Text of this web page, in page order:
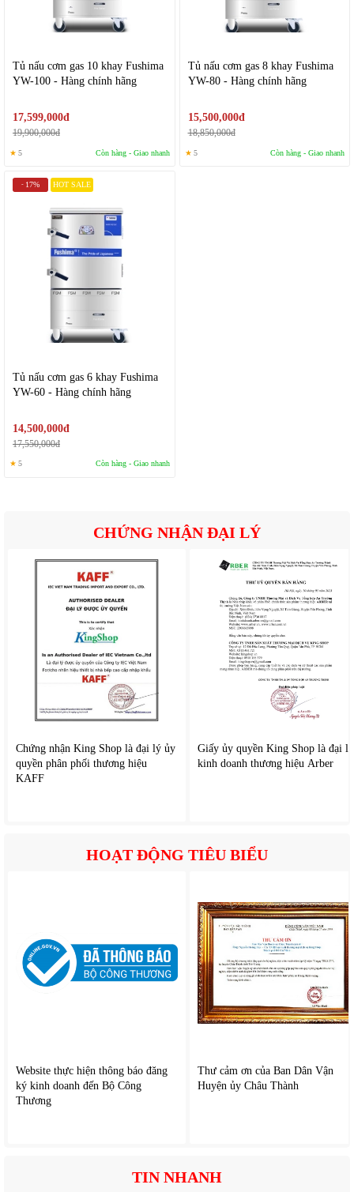
Tủ nấu cơm gas 10 khay Fushima
YW-100 - Hàng chính hãng
17,599,000đ
19,900,000đ
★ 5 Còn hàng - Giao nhanh
Tủ nấu cơm gas 8 khay Fushima
YW-80 - Hàng chính hãng
15,500,000đ
18,850,000đ
★ 5 Còn hàng - Giao nhanh
- 17% HOT SALE
Tủ nấu cơm gas 6 khay Fushima
YW-60 - Hàng chính hãng
14,500,000đ
17,550,000đ
★ 5 Còn hàng - Giao nhanh
CHỨNG NHẬN ĐẠI LÝ
Chứng nhận King Shop là đại lý ủy
quyền phân phối thương hiệu
KAFF
Giấy ủy quyền King Shop là đại lý
kinh doanh thương hiệu Arber
HOẠT ĐỘNG TIÊU BIỂU
Website thực hiện thông báo đăng
ký kinh doanh đến Bộ Công
Thương
Thư cảm ơn của Ban Dân Vận
Huyện ủy Châu Thành
TIN NHANH